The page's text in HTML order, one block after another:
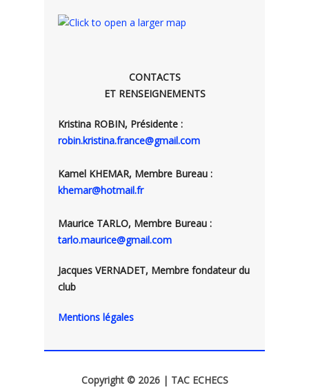
CONTACTS
ET RENSEIGNEMENTS
Kristina ROBIN, Présidente :
robin.kristina.france@gmail.com
Kamel KHEMAR, Membre Bureau :
khemar@hotmail.fr
Maurice TARLO, Membre Bureau :
tarlo.maurice@gmail.com
Jacques VERNADET, Membre fondateur du
club
Mentions légales
Copyright © 2026 | TAC ECHECS